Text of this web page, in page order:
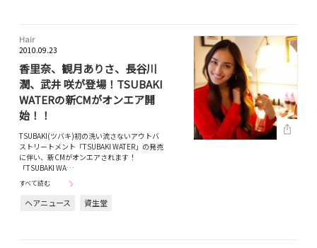
Hair
2010.09.23
香里奈、観月ありさ、長谷川
潤、武井 咲が登場！TSUBAKI
WATERの新CMがオンエア開
始！！
TSUBAKI(ツバキ)初の洗い流さないアウトバ
ストリートメント「TSUBAKI WATER」の発売
に伴い、新CMがオンエアされます！
「TSUBAKI WA…
すべて読む
ヘアニュース 資生堂